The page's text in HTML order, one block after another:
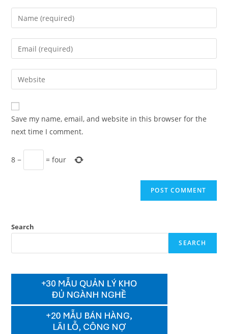
Enter
your
name
comment
Enter
your
email
address
comment
Enter
your
website
URL
(optional)
Save my name, email, and website in this browser for the
next time I comment.
8 − =four
Search
SEARCH